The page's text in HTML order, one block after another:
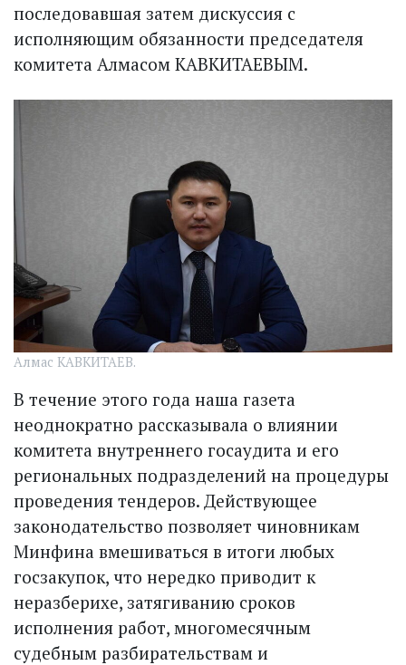
последовавшая затем дискуссия с
исполняющим обязанности председателя
комитета Алмасом КАВКИТАЕВЫМ.
Алмас КАВКИТАЕВ.
В течение этого года наша газета
неоднократно рассказывала о влиянии
комитета внутреннего госаудита и его
региональных подразделений на процедуры
проведения тендеров. Действующее
законодательство позволяет чиновникам
Минфина вмешиваться в итоги любых
госзакупок, что нередко приводит к
неразберихе, затягиванию сроков
исполнения работ, многомесячным
судебным разбирательствам и